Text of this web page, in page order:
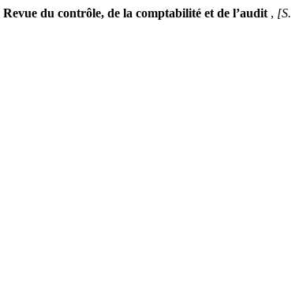
Revue du contrôle, de la comptabilité et de l’audit , [S.